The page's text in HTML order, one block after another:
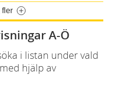
fler
A-Ö
i listan under vald
hjälp av